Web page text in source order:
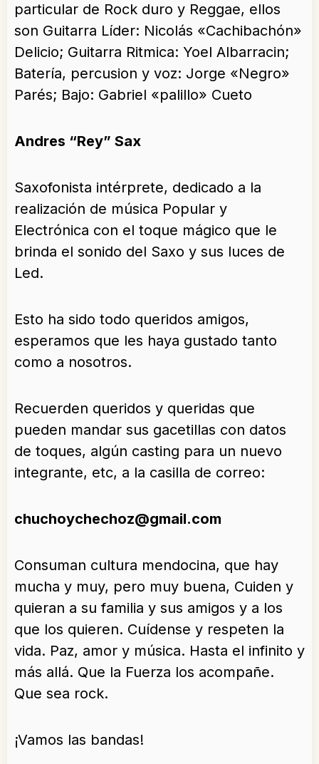
particular de Rock duro y Reggae, ellos
son Guitarra Líder: Nicolás «Cachibachón»
Delicio; Guitarra Ritmica: Yoel Albarracin;
Batería, percusion y voz: Jorge «Negro»
Parés; Bajo: Gabriel «palillo» Cueto
Andres “Rey” Sax
Saxofonista intérprete, dedicado a la
realización de música Popular y
Electrónica con el toque mágico que le
brinda el sonido del Saxo y sus luces de
Led.
Esto ha sido todo queridos amigos,
esperamos que les haya gustado tanto
como a nosotros.
Recuerden queridos y queridas que
pueden mandar sus gacetillas con datos
de toques, algún casting para un nuevo
integrante, etc, a la casilla de correo:
chuchoychechoz@gmail.com
Consuman cultura mendocina, que hay
mucha y muy, pero muy buena, Cuiden y
quieran a su familia y sus amigos y a los
que los quieren. Cuídense y respeten la
vida. Paz, amor y música. Hasta el infinito y
más allá. Que la Fuerza los acompañe.
Que sea rock.
¡Vamos las bandas!